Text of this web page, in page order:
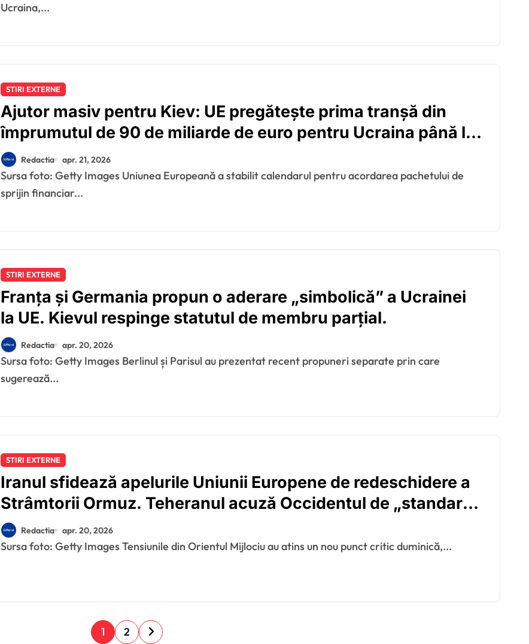
Ucraina,...
STIRI EXTERNE
Ajutor masiv pentru Kiev: UE pregătește prima tranșă din
împrumutul de 90 de miliarde de euro pentru Ucraina până la
începutul verii
Redactia apr. 21, 2026
Sursa foto: Getty Images Uniunea Europeană a stabilit calendarul pentru acordarea pachetului de
sprijin financiar...
STIRI EXTERNE
Franța și Germania propun o aderare „simbolică” a Ucrainei
la UE. Kievul respinge statutul de membru parțial.
Redactia apr. 20, 2026
Sursa foto: Getty Images Berlinul și Parisul au prezentat recent propuneri separate prin care
sugerează...
STIRI EXTERNE
Iranul sfidează apelurile Uniunii Europene de redeschidere a
Strâmtorii Ormuz. Teheranul acuză Occidentul de „standarde
duble”.
Redactia apr. 20, 2026
Sursa foto: Getty Images Tensiunile din Orientul Mijlociu au atins un nou punct critic duminică,...
P1 2